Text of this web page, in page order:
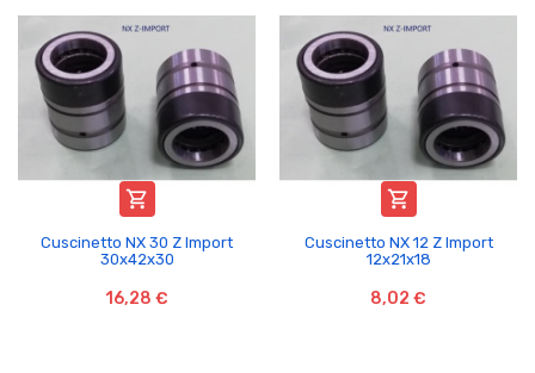

Cuscinetto NX 30 Z Import
30x42x30
16,28 €

Cuscinetto NX 12 Z Import
12x21x18
8,02 €